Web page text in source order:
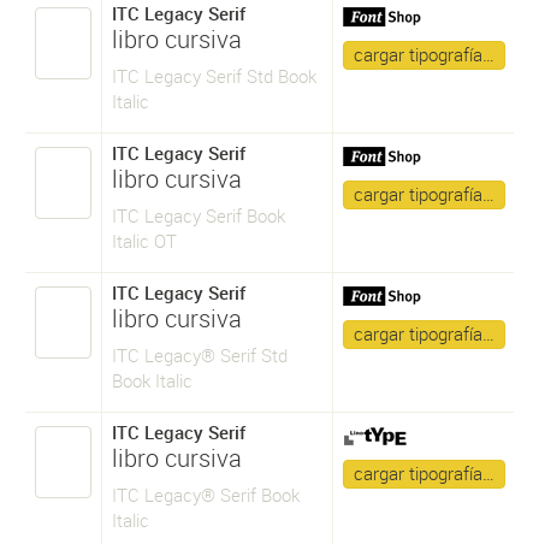
ITC Legacy Serif
libro cursiva
ITC Legacy Serif Std Book
Italic
cargar tipografía…
ITC Legacy Serif
libro cursiva
ITC Legacy Serif Book
Italic OT
cargar tipografía…
ITC Legacy Serif
libro cursiva
ITC Legacy® Serif Std
Book Italic
cargar tipografía…
ITC Legacy Serif
libro cursiva
ITC Legacy® Serif Book
Italic
cargar tipografía…